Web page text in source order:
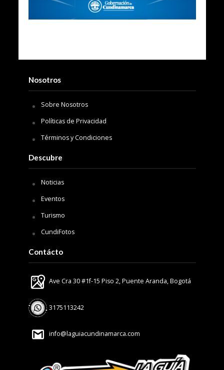
Nosotros
Sobre Nosotros
Políticas de Privacidad
Términos y Condiciones
Descubre
Noticias
Eventos
Turismo
CundiFotos
Contácto
Ave Cra 30 #1f-15 Piso 2, Puente Aranda, Bogotá
3175113242
info@laguiacundinamarca.com